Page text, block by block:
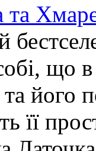
та
що
його
її